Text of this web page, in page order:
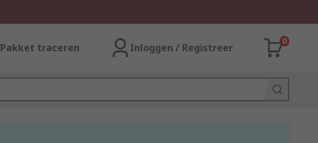
Pakket traceren Inloggen / Registreer
0